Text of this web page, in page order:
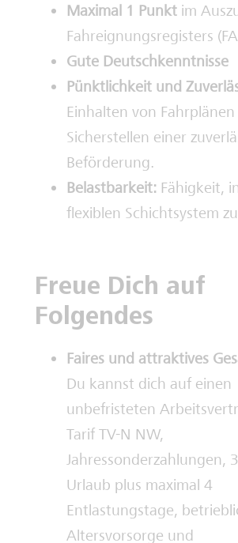
Maximal 1 Punkt im
Fahreignungsregisters
Gute Deutschkenntnisse
Pünktlichkeit und
Einhalten von
Sicherstellen einer
Beförderung.
Belastbarkeit: Fähigkeit,
flexiblen Schichtsystem
Freue Dich auf
Folgendes
Faires und attraktives
Du kannst dich auf einen
unbefristeten
Tarif TV-N NW,
Jahressonderzahlungen,
Urlaub plus maximal 4
Entlastungstage,
Altersvorsorge und